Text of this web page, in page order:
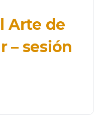
Arte de
– sesión